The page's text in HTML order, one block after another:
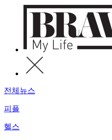
전체뉴스
피플
헬스